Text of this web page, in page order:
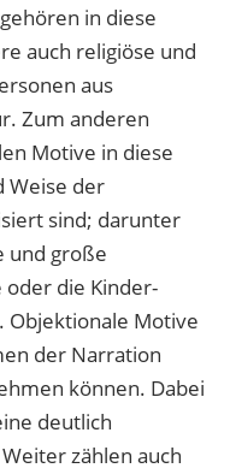
in diese
auch religiöse und
aus
Zum anderen
Motive in diese
Weise der
sind; darunter
und große
oder die Kinder-
Objektionale Motive
der Narration
können. Dabei
deutlich
zählen auch